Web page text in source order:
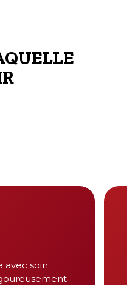
avec soin